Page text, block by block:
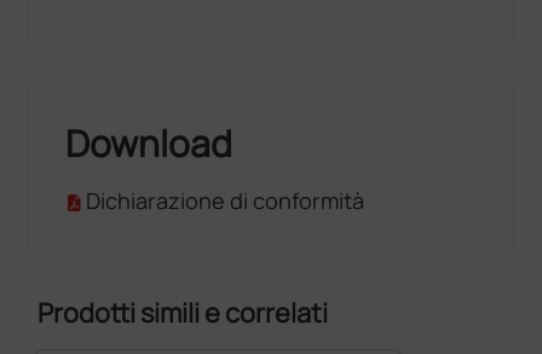
Download
Dichiarazione di conformità
Prodotti simili e correlati